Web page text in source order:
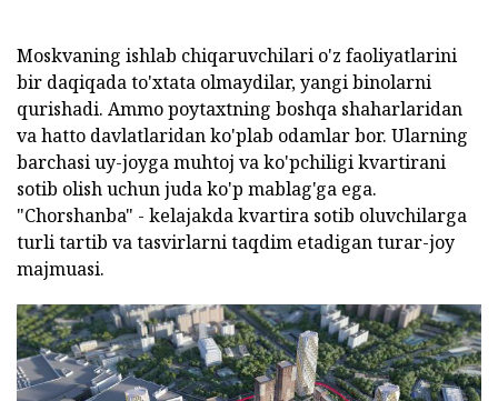
Moskvaning ishlab chiqaruvchilari o'z faoliyatlarini
bir daqiqada to'xtata olmaydilar, yangi binolarni
qurishadi. Ammo poytaxtning boshqa shaharlaridan
va hatto davlatlaridan ko'plab odamlar bor. Ularning
barchasi uy-joyga muhtoj va ko'pchiligi kvartirani
sotib olish uchun juda ko'p mablag'ga ega.
"Chorshanba" - kelajakda kvartira sotib oluvchilarga
turli tartib va tasvirlarni taqdim etadigan turar-joy
majmuasi.